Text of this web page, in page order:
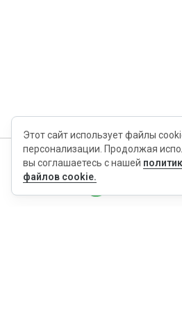
Этот сайт использует файлы
персонализации. Продолжая
вы соглашаетесь с нашей
файлов cookie.